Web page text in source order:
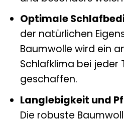
Optimale
der natürlichen
Baumwolle wird ein
Schlafklima bei jeder
geschaffen.
Langlebigkeit und
Die robuste